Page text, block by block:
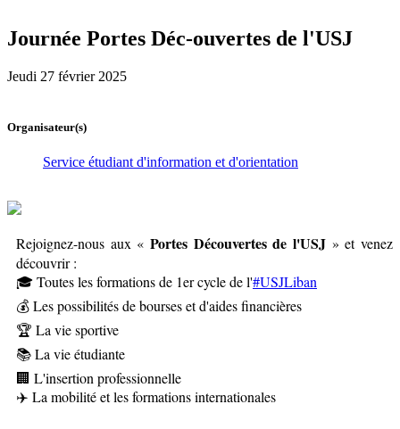
Journée Portes Déc-ouvertes de l'USJ
Jeudi 27 février 2025
Organisateur(s)
Service étudiant d'information et d'orientation
Rejoignez-nous aux « Portes Découvertes de l'USJ » et venez
découvrir :
🎓 Toutes les formations de 1er cycle de l'#USJLiban
💰 Les possibilités de bourses et d'aides financières
🏆 La vie sportive
📚 La vie étudiante
🏢 L'insertion professionnelle
✈️ La mobilité et les formations internationales